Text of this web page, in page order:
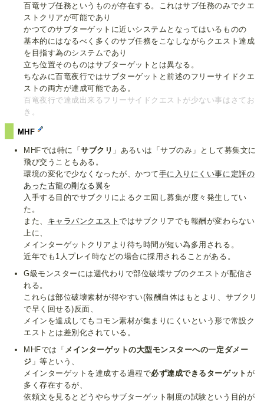
百竜サブ任務というものが存在する。これはサブ任務のみでクエ
ストクリアが可能であり
かつてのサブターゲットに近いシステムとなってはいるものの
基本的にはなるべく多くのサブ任務をこなしながらクエスト達成
を目指す為のシステムであり
立ち位置そのものはサブターゲットとは異なる。
ちなみに百竜夜行ではサブターゲットと前述のフリーサイドクエ
ストの両方が達成可能である。
百竜夜行で達成出来るフリーサイドクエストが少ない事はさてお
き。
MHF
MHFでは特に「サブクリ 」あるいは「サブのみ」として募集文に
飛び交うこともある。
環境の変化で少なくなったが、かつて手に入りにくい事に定評の
あった古龍の剛なる翼を
入手する目的でサブクリによるクエ回し募集が度々発生してい
た。
また、 キャラバンクエストではサブクリアでも報酬が変わらない
上に、
メインターゲットクリアより待ち時間が短い為多用される。
近年でも1人プレイ時などの場合に採用されることがある。
G級モンスターには週代わりで部位破壊サブのクエストが配信さ
れる。
これらは部位破壊素材が得やすい(報酬自体はもとより、サブクリ
で早く回せる)反面、
メインを達成してもコモン素材が集まりにくいという形で常設ク
エストとは差別化されている。
MHFでは「 メインターゲットの大型モンスターへの一定ダメー
ジ 」等という、
メインターゲットを達成する過程で必ず達成できるターゲット が
多く存在するが、
依頼文を見るとどうやらサブターゲット制度の試験という目的が